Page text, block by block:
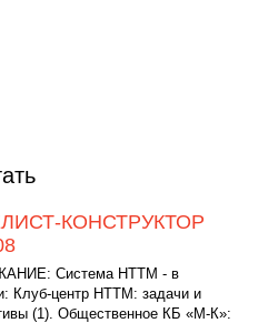
КОНСТРУКТОР
Система НТТМ - в
Клуб-центр НТТМ: задачи и
(1). Общественное КБ «М-К»: